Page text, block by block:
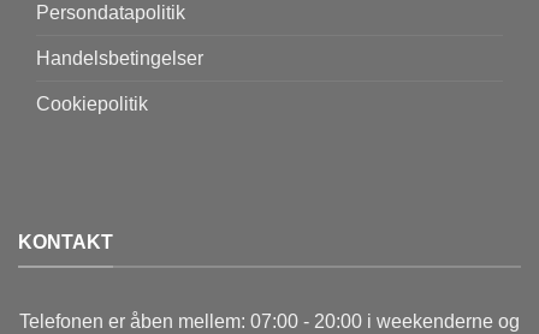
Persondatapolitik
Handelsbetingelser
Cookiepolitik
KONTAKT
Telefonen er åben mellem: 07:00 - 20:00 i weekenderne og